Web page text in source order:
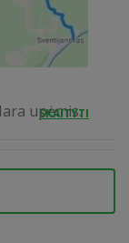
upėmis.
SKAITYTI